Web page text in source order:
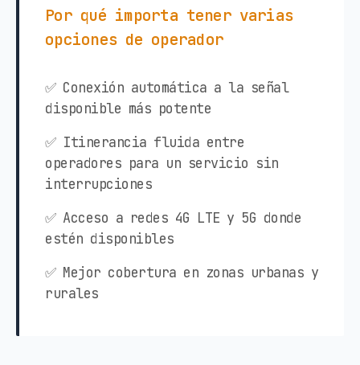
Por qué importa tener varias
opciones de operador
✅ Conexión automática a la señal
disponible más potente
✅ Itinerancia fluida entre
operadores para un servicio sin
interrupciones
✅ Acceso a redes 4G LTE y 5G donde
estén disponibles
✅ Mejor cobertura en zonas urbanas y
rurales